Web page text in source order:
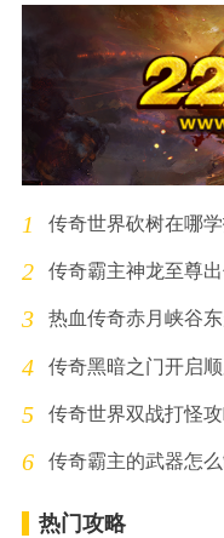
1 传奇世界砍树在哪
2 传奇霸主神龙至尊
3 热血传奇赤月峡谷
4 传奇黑暗之门开启
5 传奇世界双战打怪
6 传奇霸主的武器怎
热门攻略